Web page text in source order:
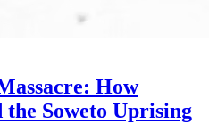
How
Soweto Uprising